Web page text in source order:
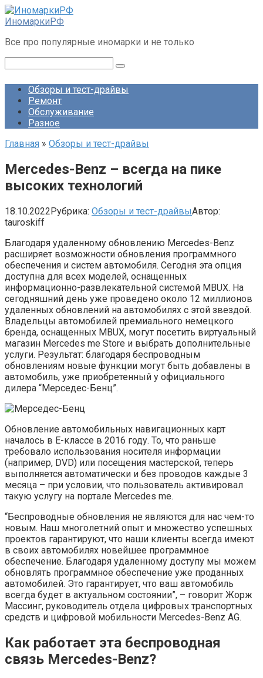
Перейти
к
ИномаркиРФ
Все про популярные иномарки и не только
Обзоры и тест-драйвы
Ремонт
Обслуживание
Разное
Главная » Обзоры и тест-драйвы
Mercedes-Benz – всегда на пике
высоких технологий
18.10.2022Рубрика: Обзоры и тест-драйвыАвтор:
tauroskiff
Благодаря удаленному обновлению Mercedes-Benz
расширяет возможности обновления программного
обеспечения и систем автомобиля. Сегодня эта опция
доступна для всех моделей, оснащенных
информационно-развлекательной системой MBUX. На
сегодняшний день уже проведено около 12 миллионов
удаленных обновлений на автомобилях с этой звездой.
Владельцы автомобилей премиального немецкого
бренда, оснащенных MBUX, могут посетить виртуальный
магазин Mercedes me Store и выбрать дополнительные
услуги. Результат: благодаря беспроводным
обновлениям новые функции могут быть добавлены в
автомобиль, уже приобретенный у официального
дилера “Мерседес-Бенц”.
Обновление автомобильных навигационных карт
началось в E-классе в 2016 году. То, что раньше
требовало использования носителя информации
(например, DVD) или посещения мастерской, теперь
выполняется автоматически и без проводов каждые 3
месяца – при условии, что пользователь активировал
такую услугу на портале Mercedes me.
“Беспроводные обновления не являются для нас чем-то
новым. Наш многолетний опыт и множество успешных
проектов гарантируют, что наши клиенты всегда имеют
в своих автомобилях новейшее программное
обеспечение. Благодаря удаленному доступу мы можем
обновлять программное обеспечение уже проданных
автомобилей. Это гарантирует, что ваш автомобиль
всегда будет в актуальном состоянии”, – говорит Жорж
Массинг, руководитель отдела цифровых транспортных
средств и цифровой мобильности Mercedes-Benz AG.
Как работает эта беспроводная
связь Mercedes-Benz?